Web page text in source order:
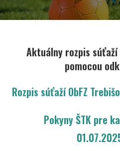
Aktuálny rozpis
pomocou
Rozpis súťaží ObFZ
Pokyny ŠTK pre